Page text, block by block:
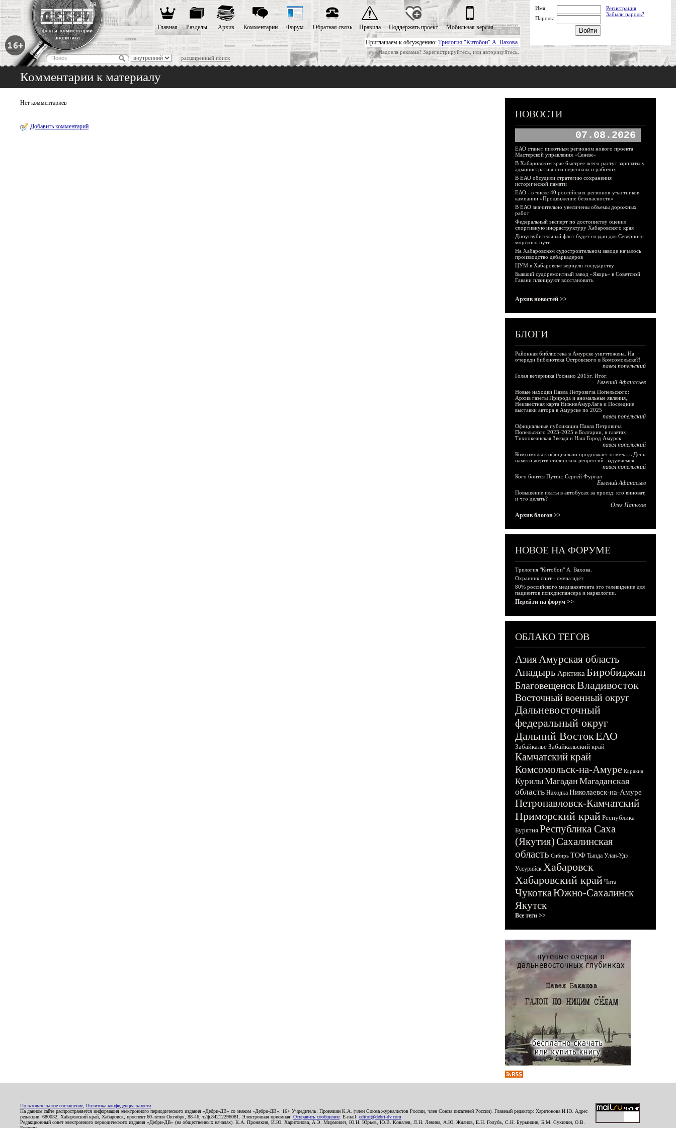
Приглашаем к обсуждению: Трилогия "Китобои" А. Вахова.
Надоела реклама? Зарегистрируйтесь, или авторизуйтесь.
расширенный поиск
Главная Разделы Архив Комментарии Форум Обратная связь Правила Поддержать проект Мобильная версия
Имя:
Регистрация
Забыли пароль?
Пароль:
Комментарии к материалу
Нет комментариев
Добавить комментарий
НОВОСТИ
07.08.2026
ЕАО станет пилотным регионом нового проекта
Мастерской управления «Сенеж»
В Хабаровском крае быстрее всего растут зарплаты у
административного персонала и рабочих
В ЕАО обсудили стратегию сохранения
исторической памяти
ЕАО - в числе 40 российских регионов-участников
кампании «Продвижение безопасности»
В ЕАО значительно увеличены объемы дорожных
работ
Федеральный эксперт по достоинству оценил
спортивную инфраструктуру Хабаровского края
Дноуглубительный флот будет создан для Северного
морского пути
На Хабаровском судостроительном заводе началось
производство дебаркадеров
ЦУМ в Хабаровске вернули государству
Бывший судоремонтный завод «Якорь» в Советской
Гавани планируют восстановить
Архив новостей >>
БЛОГИ
Районная библиотека в Амурске уничтожена. На
очереди библиотека Островского в Комсомольске?!
павел попельский
Голая вечеринка Роснано 2015г. Итог.
Евгений Афанасьев
Новые находки Павла Петровича Попельского:
Архив газеты Природа и аномальные явления,
Неизвестная карта НижнеАмурЛага и Последние
выставки автора в Амурске по 2025
павел попельский
Официальные публикации Павла Петровича
Попельского 2023-2025 в Болгарии, в газетах
Тихоокеанская Звезда и Наш Город Амурск
павел попельский
Комсомольск официально продолжает отмечать День
памяти жертв сталинских репрессий: задумаемся...
павел попельский
Кого боится Путин: Сергей Фургал
Евгений Афанасьев
Повышение платы в автобусах за проезд: кто виноват,
и что делать?
Олег Паньков
Архив блогов >>
НОВОЕ НА ФОРУМЕ
Трилогия "Китобои" А. Вахова.
Охранник спит - смена идёт
80% российского медиаконтента это телевидение для
пациентов психдиспансера и наркологии.
Перейти на форум >>
ОБЛАКО ТЕГОВ
АзияАмурская область
Анадырь Арктика Биробиджан
БлаговещенскВладивосток
Восточный военный округ
Дальневосточный
федеральный округ
Дальний ВостокЕАО
Забайкалье Забайкальский край
Камчатский край
Комсомольск-на-Амуре Корякия
КурилыМагадан Магаданская
область Находка Николаевск-на-Амуре
Петропавловск-Камчатский
Приморский край Республика
Бурятия Республика Саха
(Якутия)Сахалинская
область Сибирь ТОФ Тында Улан-Удэ
Уссурийск Хабаровск
Хабаровский край Чита
ЧукоткаЮжно-Сахалинск
Якутск
Все теги >>
Пользовательское соглашение Политика конфиденциальности
На данном сайте распространяется информация электронного периодического издания «Дебри-ДВ» со знаком «Дебри-ДВ». 16+ Учредитель: Пронякин К.А. (член Союза журналистов России, член Союза писателей России). Главный редактор: Харитонова И.Ю. Адрес
редакции: 680032, Хабаровский край, Хабаровск, проспект 60-летия Октября, 88-46, т./ф.84212296081. Электронная приемная: Отправить сообщение . E-mail: editor@debri-dv.com
Редакционный совет электронного периодического издания «Дебри-ДВ» (на общественных началах): К.А. Пронякин, И.Ю. Харитонова, А.Э. Мирмович, Ю.Н. Юрьев, Ю.В. Ковалев, Л.Н. Левина, А.Ю. Жданов, Е.Н. Голубь, С.Н. Бурындин, Б.М. Сухинин, О.В.